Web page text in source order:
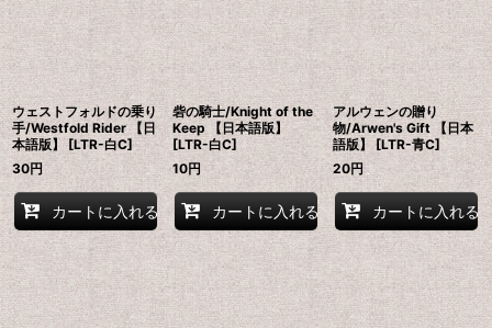
ウェストフォルドの乗り
手/Westfold Rider 【日
本語版】 [LTR-白C]
30円
カートに入れる
砦の騎士/Knight of the
Keep 【日本語版】
[LTR-白C]
10円
カートに入れる
アルウェンの贈り
物/Arwen's Gift 【日本
語版】 [LTR-青C]
20円
カートに入れる